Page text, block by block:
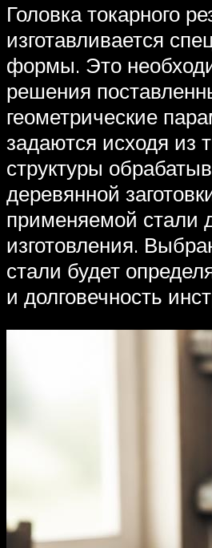
Головка токарного
изготавливается
формы. Это
решения
геометрические
задаются исходя из
структуры
деревянной
применяемой стали
изготовления.
стали будет
и долговечность